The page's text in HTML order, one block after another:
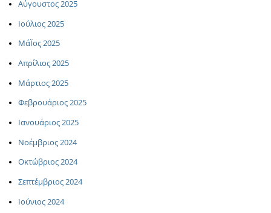
Αύγουστος 2025
Ιούλιος 2025
ΜάΪος 2025
Απρίλιος 2025
Μάρτιος 2025
Φεβρουάριος 2025
Ιανουάριος 2025
Νοέμβριος 2024
Οκτώβριος 2024
Σεπτέμβριος 2024
Ιούνιος 2024